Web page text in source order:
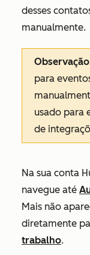
desses
manualmente.
para
usado para
de
Na sua conta
navegue até
Mais não
diretamente
trabalho.